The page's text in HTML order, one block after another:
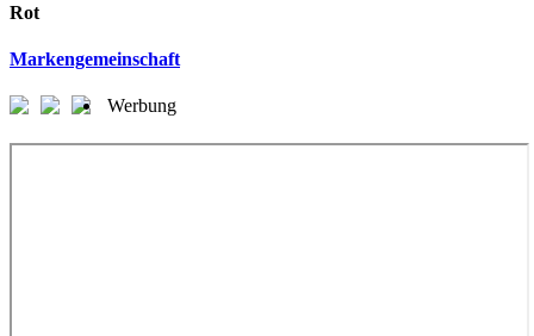
Rot
Markengemeinschaft
Werbung